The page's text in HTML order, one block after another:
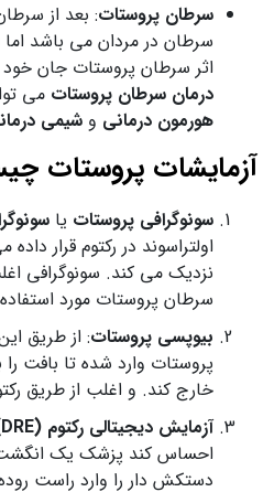
سرطان پروستات: بعد از
اثر سرطان پروستات جان
درمان سرطان پروستات می
هورمون درمانی و شیمی
آزمایشات پروستات
سونوگرافی پروستات یا
اولتراسوند در رکتوم قرار
نزدیک می کند. سونوگرافی
سرطان پروستات مورد
بیوپسی پروستات: از طریق
پروستات وارد شده تا بافت
خارج کند. و اغلب از طریق
آزمایش دیجیتالی رکتوم (DRE)
احساس کند پزشک یک